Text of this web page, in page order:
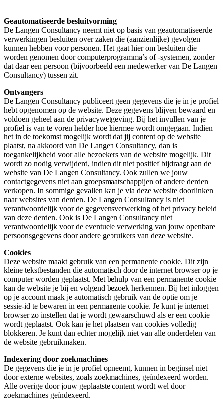
Geautomatiseerde besluitvorming
De Langen Consultancy neemt niet op basis van geautomatiseerde
verwerkingen besluiten over zaken die (aanzienlijke) gevolgen
kunnen hebben voor personen. Het gaat hier om besluiten die
worden genomen door computerprogramma’s of -systemen, zonder
dat daar een persoon (bijvoorbeeld een medewerker van De Langen
Consultancy) tussen zit.
Ontvangers
De Langen Consultancy publiceert geen gegevens die je in je profiel
hebt opgenomen op de website. Deze gegevens blijven bewaard en
voldoen geheel aan de privacywetgeving. Bij het invullen van je
profiel is van te voren helder hoe hiermee wordt omgegaan. Indien
het in de toekomst mogelijk wordt dat jij content op de website
plaatst, na akkoord van De Langen Consultancy, dan is
toegankelijkheid voor alle bezoekers van de website mogelijk. Dit
wordt zo nodig verwijderd, indien dit niet positief bijdraagt aan de
website van De Langen Consultancy. Ook zullen we jouw
contactgegevens niet aan groepsmaatschappijen of andere derden
verkopen. In sommige gevallen kan je via deze website doorlinken
naar websites van derden. De Langen Consultancy is niet
verantwoordelijk voor de gegevensverwerking of het privacy beleid
van deze derden. Ook is De Langen Consultancy niet
verantwoordelijk voor de eventuele verwerking van jouw openbare
persoonsgegevens door andere gebruikers van deze website.
Cookies
Deze website maakt gebruik van een permanente cookie. Dit zijn
kleine tekstbestanden die automatisch door de internet browser op je
computer worden geplaatst. Met behulp van een permanente cookie
kan de website je bij en volgend bezoek herkennen. Bij het inloggen
op je account maak je automatisch gebruik van de optie om je
sessie-id te bewaren in een permanente cookie. Je kunt je internet
browser zo instellen dat je wordt gewaarschuwd als er een cookie
wordt geplaatst. Ook kan je het plaatsen van cookies volledig
blokkeren. Je kunt dan echter mogelijk niet van alle onderdelen van
de website gebruikmaken.
Indexering door zoekmachines
De gegevens die je in je profiel opneemt, kunnen in beginsel niet
door externe websites, zoals zoekmachines, geïndexeerd worden.
Alle overige door jouw geplaatste content wordt wel door
zoekmachines geïndexeerd.